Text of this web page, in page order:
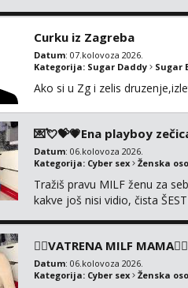
Curku iz Zagreba
Datum: 07.kolovoza 2026.
Kategorija: Sugar Daddy Sugar
Ako si u Zg i zelis
💌💘💝💗Ena playboy
Datum: 06.kolovoza 2026.
Kategorija: Cyber sex Ženska
Tražiš pravu MILF ženu za
kakve još nisi vidio, čista
❤️‍🔥VATRENA MILF MAMA❤️‍🔥
Datum: 06.kolovoza 2026.
Kategorija: Cyber sex Ženska